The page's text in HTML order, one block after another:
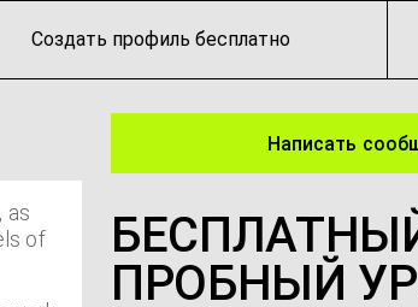
Создать профиль бесплатно
as
of
Написать
ПРОБНЫЙ